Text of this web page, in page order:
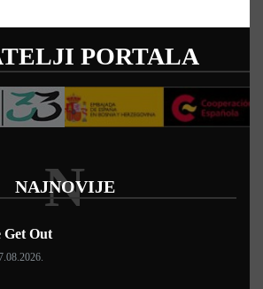
PORTALA
NAJNOVIJE
N
Get Out